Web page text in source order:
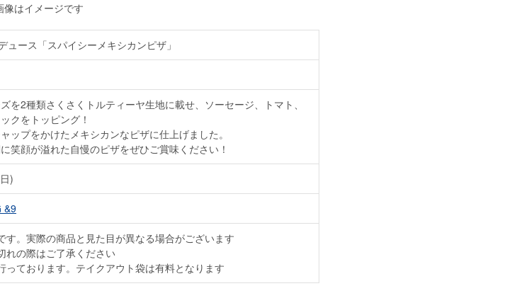
像はイメージです
ュース「スパイシーメキシカンピザ」
を2種類さくさくトルティーヤ生地に載せ、ソーセージ、トマト、
クをトッピング！
ップをかけたメキシカンなピザに仕上げました。
笑顔が溢れた自慢のピザをぜひご賞味ください！
)
&9
す。実際の商品と見た目が異なる場合がございます
れの際はご了承ください
っております。テイクアウト袋は有料となります